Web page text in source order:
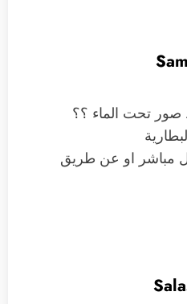
صور تحت الماء ؟؟
مباشر او عن طريق